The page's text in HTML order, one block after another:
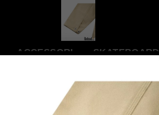
ACCESSORI SKATEBOARD
Canvas Jacket beige